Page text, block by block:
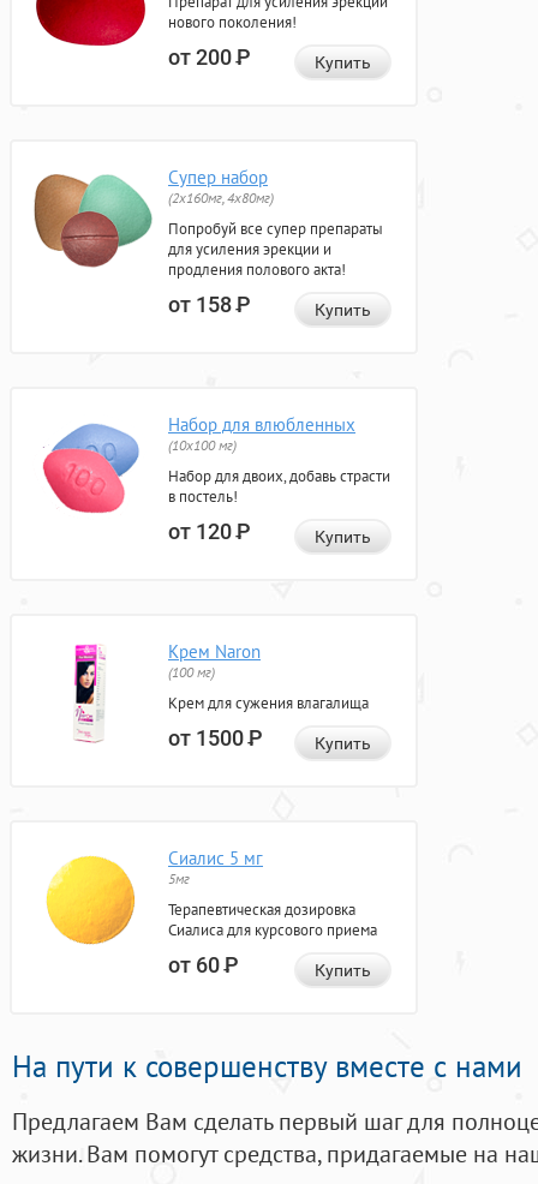
нового поколения!
от 200Р Купить
Супер набор
(2х160мг, 4х80мг)
Попробуй все супер препараты
для усиления эрекции и
продления полового акта!
от 158Р Купить
Набор для влюбленных
(10х100 мг)
Набор для двоих, добавь страсти
в постель!
от 120Р Купить
Крем Naron
(100 мг)
Крем для сужения влагалища
от 1500Р Купить
Сиалис 5 мг
5мг
Терапевтическая дозировка
Сиалиса для курсового приема
от 60Р Купить
На пути к совершенству вместе с нами
Предлагаем Вам сделать первый шаг для
жизни. Вам помогут средства, придагаемые на